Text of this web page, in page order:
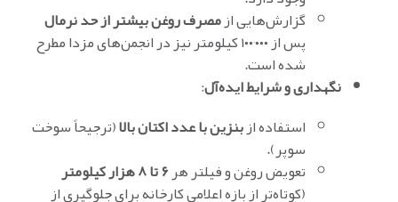
گزارش‌هایی ازمصرف روغن بیشتر از حد نرمال
پس از ۱۰۰٬۰۰۰ کیلومتر نیز در انجمن‌های مزدا مطرح
شده است.
نگهداری و شرایط ایده‌آل:
استفاده ازبنزین با عدد اکتان بالا(ترجیحاً سوخت
سوپر).
تعویض روغن و فیلتر هر۶ تا ۸ هزار کیلومتر
(کوتاه‌تر از بازه اعلامی کارخانه برای جلوگیری از